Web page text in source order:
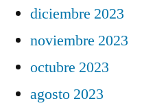
diciembre 2023
noviembre 2023
octubre 2023
agosto 2023